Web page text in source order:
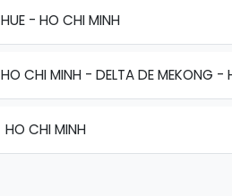
HUE - HO CHI MINH
HO CHI MINH - DELTA DE MEKONG -
HO CHI MINH